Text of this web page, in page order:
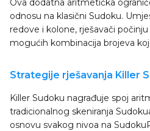
Ova dodatna aritmetička
odnosu na klasični Sudoku.
redove i kolone, rješavači
mogućih kombinacija brojeva
Strategije rješavanja Killer
Killer Sudoku nagrađuje spoj
tradicionalnog skeniranja
osnovu svakog nivoa na